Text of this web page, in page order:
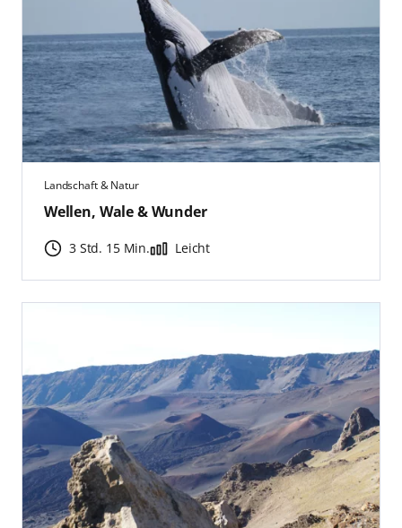
Landschaft & Natur
Wellen, Wale & Wunder
3 Std. 15 Min. Leicht